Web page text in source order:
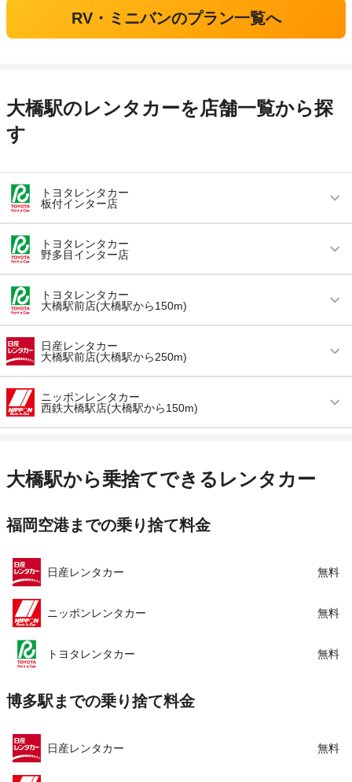
RV・ミニバンのプラン一覧へ
大橋駅のレンタカーを店舗一覧から探
す
トヨタレンタカー
板付インター店
営業時間 毎日 08:00 ～ 20:00
アクセス 笹原駅より徒歩で約20分（送迎なし）
住所 福岡市博多区麦野1-1-7
この店舗でレンタカーを探す
トヨタレンタカー
野多目インター店
営業時間 毎日 08:00 ～ 20:00
アクセス 大橋駅より車で約5分（送迎なし）
住所 福岡市南区和田1-5-1
この店舗でレンタカーを探す
トヨタレンタカー
大橋駅前店(大橋駅から150m)
営業時間
アクセス 大橋駅より徒歩で約1分（送迎なし）
住所 福岡県福岡市南区大橋1-3-1
日産レンタカー
大橋駅前店(大橋駅から250m)
営業時間
(月・木・金) 09:00 ～ 19:00 / (土・日・祝) 09:00
～ 19:00
アクセス 大橋駅より徒歩で約3分（送迎なし）
店舗詳細 店舗詳細ページはこちら
この店舗でレンタカーを探す
ニッポンレンタカー
西鉄大橋駅店(大橋駅から150m)
アクセス 大橋駅より徒歩で約3分（送迎なし）
店舗詳細 店舗詳細ページはこちら
大橋駅から乗捨てできるレンタカー
福岡空港までの乗り捨て料金
日産レンタカー 無料
ニッポンレンタカー 無料
トヨタレンタカー 無料
博多駅までの乗り捨て料金
日産レンタカー 無料